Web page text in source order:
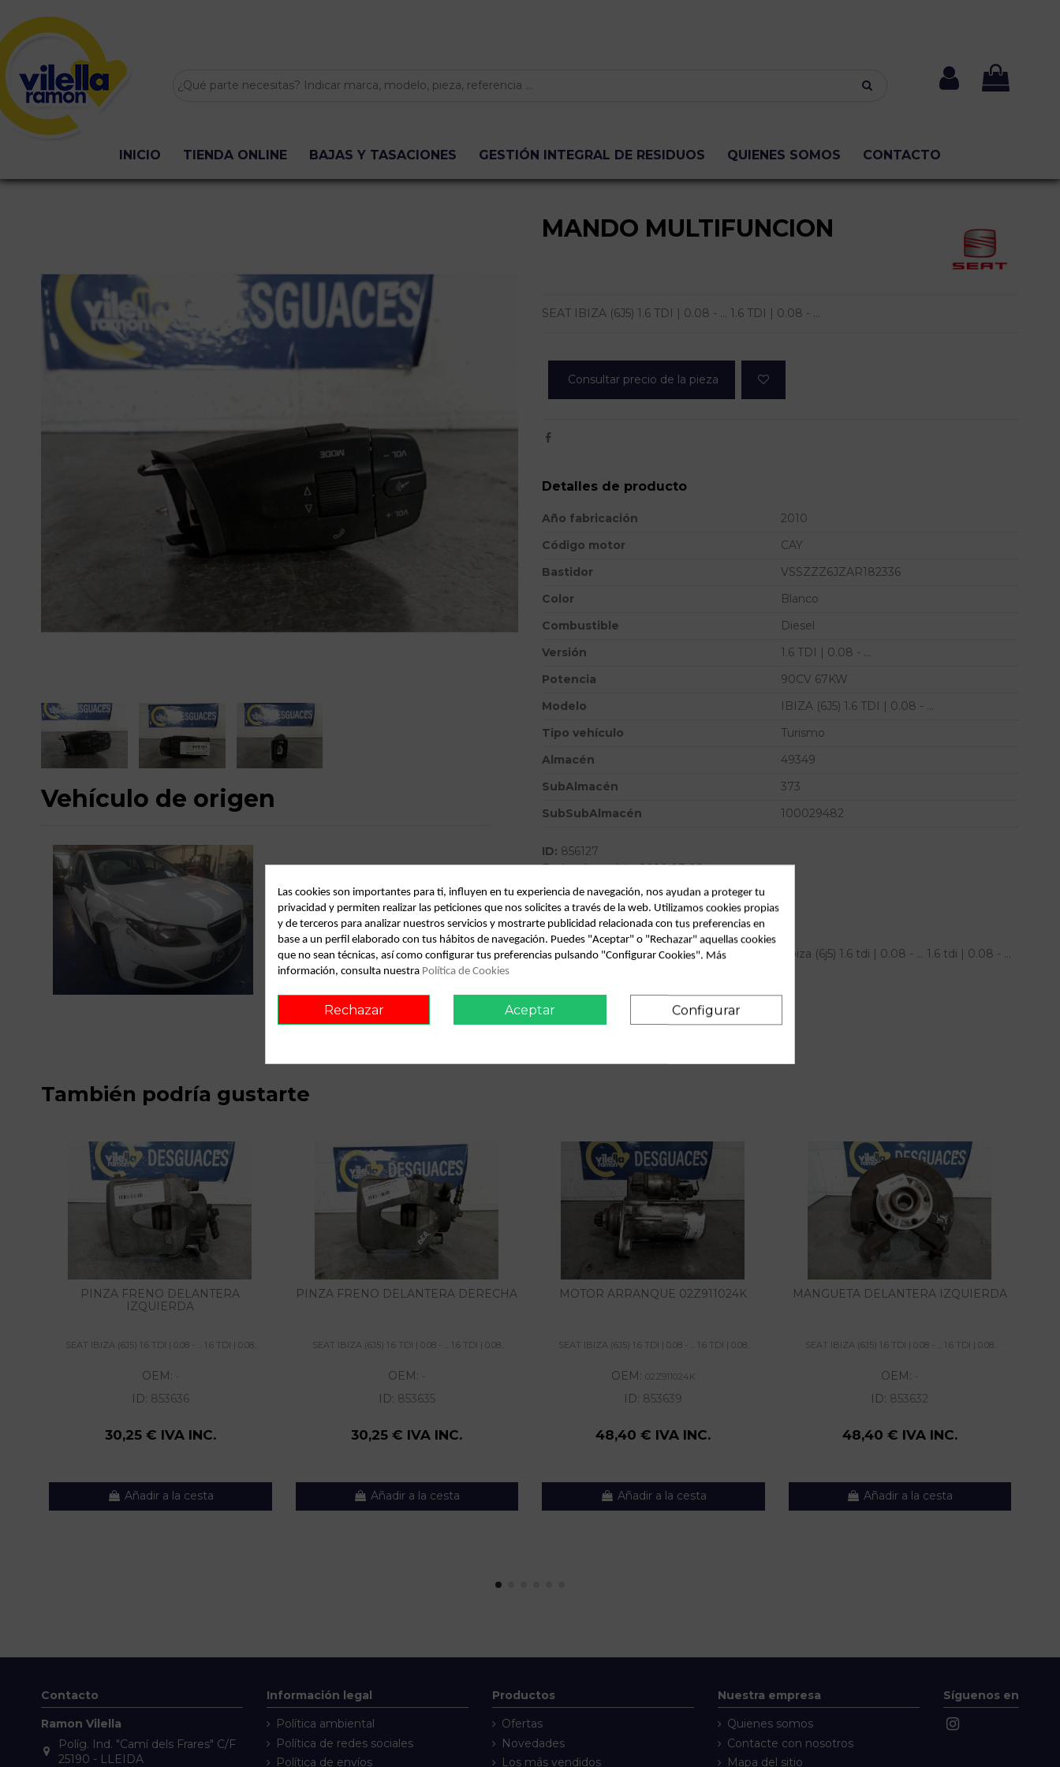
INICIO TIENDA ONLINE BAJAS Y TASACIONES GESTIÓN INTEGRAL DE RESIDUOS QUIENES SOMOS CONTACTO
Vehículo de origen
Consult vehicle of origin
MANDO MULTIFUNCION
SEAT IBIZA (6J5) 1.6 TDI | 0.08 - ... 1.6 TDI | 0.08 - ...
Consultar precio de la pieza
Detalles de producto
Año fabricación
2010
Código motor
CAY
Bastidor
VSSZZZ6JZAR182336
Color
Blanco
Combustible
Diesel
Versión
1.6 TDI | 0.08 - ...
Potencia
90CV 67KW
Modelo
IBIZA (6J5) 1.6 TDI | 0.08 - ...
Tipo vehículo
Turismo
Almacén
49349
SubAlmacén
373
SubSubAlmacén
100029482
ID: 856127
Fecha disponible: 2026-07-09
Descripción
Recambio de mando multifuncion para seat ibiza (6j5) 1.6 tdi | 0.08 - ... 1.6 tdi | 0.08 - ...
También podría gustarte
PINZA FRENO DELANTERA
IZQUIERDA
SEAT IBIZA (6J5) 1.6 TDI | 0.08 - ... 1.6 TDI | 0.08...
OEM: -
ID: 853636
30,25 € IVA INC.
Añadir a la cesta
PINZA FRENO DELANTERA DERECHA
SEAT IBIZA (6J5) 1.6 TDI | 0.08 - ... 1.6 TDI | 0.08...
OEM: -
ID: 853635
30,25 € IVA INC.
Añadir a la cesta
MOTOR ARRANQUE 02Z911024K
SEAT IBIZA (6J5) 1.6 TDI | 0.08 - ... 1.6 TDI | 0.08...
OEM: 02Z911024K
ID: 853639
48,40 € IVA INC.
Añadir a la cesta
MANGUETA DELANTERA IZQUIERDA
SEAT IBIZA (6J5) 1.6 TDI | 0.08 - ... 1.6 TDI | 0.08...
OEM: -
ID: 853632
48,40 € IVA INC.
Añadir a la cesta
Contacto
Ramon Vilella
Políg. Ind. "Camí dels Frares" C/F
25190 - LLEIDA
Información legal
Política ambiental
Política de redes sociales
Política de envíos
Productos
Ofertas
Novedades
Los más vendidos
Nuestra empresa
Quienes somos
Contacte con nosotros
Mapa del sitio
Síguenos en
Las cookies son importantes para ti, influyen en tu experiencia de navegación, nos ayudan a proteger tu
privacidad y permiten realizar las peticiones que nos solicites a través de la web. Utilizamos cookies propias
y de terceros para analizar nuestros servicios y mostrarte publicidad relacionada con tus preferencias en
base a un perfil elaborado con tus hábitos de navegación. Puedes "Aceptar" o "Rechazar" aquellas cookies
que no sean técnicas, así como configurar tus preferencias pulsando "Configurar Cookies". Más
información, consulta nuestra Política de Cookies
Rechazar Aceptar Configurar